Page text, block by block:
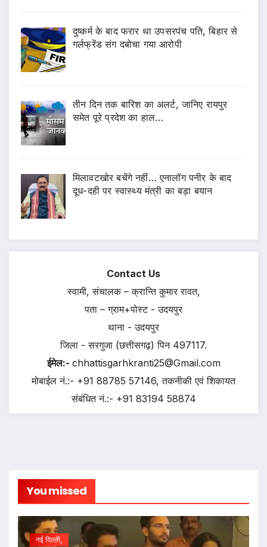
दुष्कर्म के बाद फरार था उपसरपंच पति, बिहार से
गर्लफ्रेंड संग दबोचा गया आरोपी
तीन दिन तक बारिश का अलर्ट, जानिए रायपुर
समेत पूरे प्रदेश का हाल…
मिलावटखोर बचेंगे नहीं… एनालॉग पनीर के बाद
दूध-दही पर स्वास्थ्य मंत्री का बड़ा बयान
Contact Us
स्वामी, संचालक – क्रान्ति कुमार रावत,
पता – ग्राम+पोस्ट - उदयपुर
थाना - उदयपुर
जिला - सरगुजा (छत्तीसगढ़) पिन 497117.
ईमेल:- chhattisgarhkranti25@Gmail.com
मोबाईल नं.:- +91 88785 57146, तकनीकी एवं शिकायत
संबंधित नं.:- +91 83194 58874
You missed
नई दिल्ली,